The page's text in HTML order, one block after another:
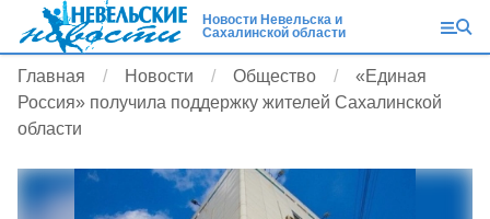
Новости Невельска и
Сахалинской области
Главная Новости Общество
«Единая
Россия» получила поддержку жителей Сахалинской
области